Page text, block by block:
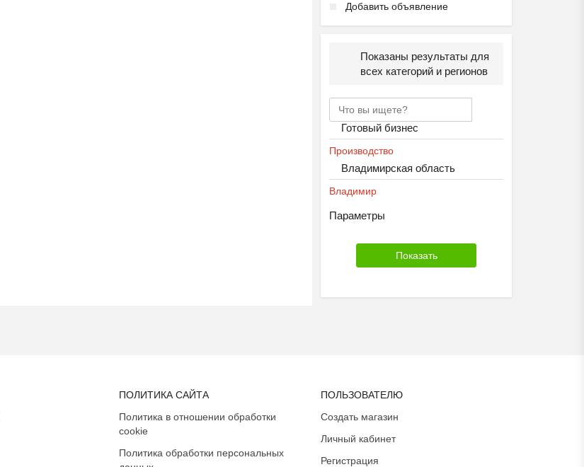
Добавить объявление
Показаны результаты для
всех категорий и регионов
Готовый бизнес
Производство
Владимирская область
Владимир
Параметры
ПОЛИТИКА САЙТА
Политика в отношении обработки
cookie
Политика обработки персональных
ПОЛЬЗОВАТЕЛЮ
Создать магазин
Личный кабинет
Регистрация